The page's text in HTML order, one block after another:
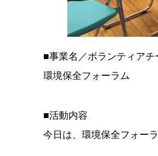
■事業名／ボランティアチ
環境保全フォーラム
■活動内容
今日は、環境保全フォー